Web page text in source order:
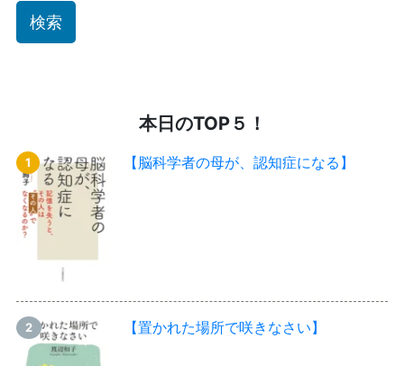
本日のTOP５！
【脳科学者の母が、認知症になる】
【置かれた場所で咲きなさい】